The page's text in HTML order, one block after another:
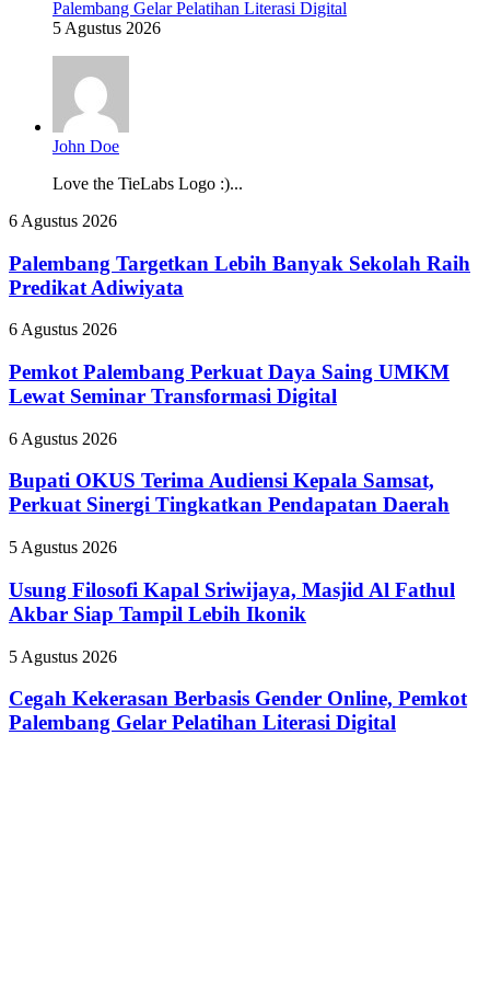
Palembang Gelar Pelatihan Literasi Digital
5 Agustus 2026
John Doe
Love the TieLabs Logo :)...
Palembang
Lebih
Banyak
Sekolah
Predikat
6 Agustus 2026
Palembang Targetkan Lebih Banyak Sekolah Raih
Predikat Adiwiyata
Pemkot
Perkuat
Daya
Saing
Lewat
Transformasi
Digital
6 Agustus 2026
Pemkot Palembang Perkuat Daya Saing UMKM
Lewat Seminar Transformasi Digital
Bupati
Terima
Audiensi
Kepala
Perkuat
Tingkatkan
Pendapatan
6 Agustus 2026
Bupati OKUS Terima Audiensi Kepala Samsat,
Perkuat Sinergi Tingkatkan Pendapatan Daerah
Usung
Kapal
Sriwijaya,
Masjid
Fathul
Siap
Tampil
5 Agustus 2026
Usung Filosofi Kapal Sriwijaya, Masjid Al Fathul
Akbar Siap Tampil Lebih Ikonik
Cegah
Berbasis
Gender
Online,
5 Agustus 2026
Cegah Kekerasan Berbasis Gender Online, Pemkot
Palembang Gelar Pelatihan Literasi Digital